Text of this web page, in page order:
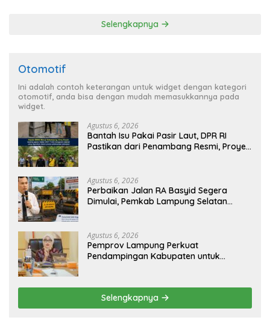
Selengkapnya
Otomotif
Ini adalah contoh keterangan untuk widget dengan kategori
otomotif, anda bisa dengan mudah memasukkannya pada
widget.
Agustus 6, 2026
Bantah Isu Pakai Pasir Laut, DPR RI
Pastikan dari Penambang Resmi, Proyek
Agustus 6, 2026
Perbaikan Jalan RA Basyid Segera
Dimulai, Pemkab Lampung Selatan
Agustus 6, 2026
Pemprov Lampung Perkuat
Pendampingan Kabupaten untuk
Selengkapnya